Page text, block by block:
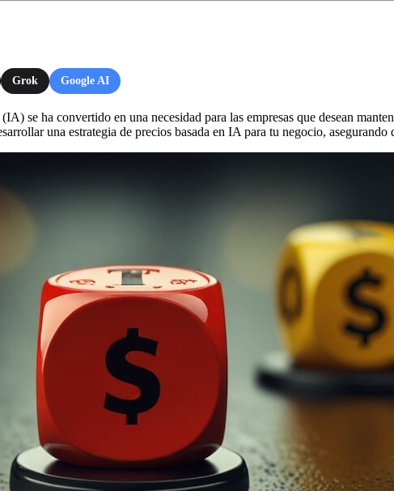
Grok Google AI
se ha convertido en una necesidad para las empresas que desean
una estrategia de precios basada en IA para tu negocio, asegurando